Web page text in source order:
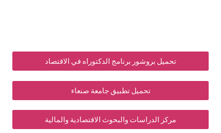
تحميل بروشور برنامج الدكتوراه في الاقتصاد
تحميل تطبيق جامعة صنعاء
مركز الدراسات والبحوث الاقتصادية والمالية